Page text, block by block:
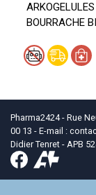
BOURRACHE
Pharma2424 - Rue
00 13 - E-mail :
Didier Tenret - APB